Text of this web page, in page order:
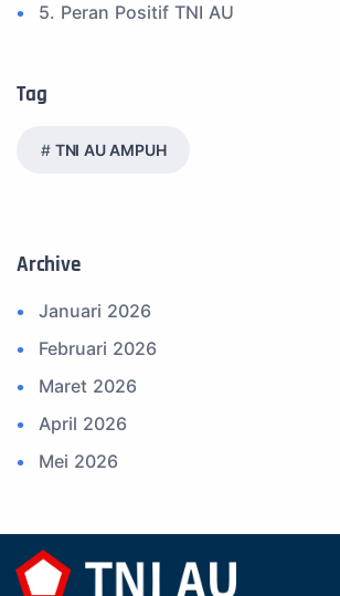
5. Peran Positif TNI AU
7. Spam Bukan Berita TNI
9. Tni au
12. Federasi Aero Sport Indonesia
13. Satuan Karya Dirgantara -
14. Komite Olahraga Militer
15. Upacara
16. Sertijab
17. Potensi Kedirgantaraan
19. Agenda TNI
20. Agenda TNI AU
Tag
TNI AU AMPUH
Archive
Januari 2026
Februari 2026
Maret 2026
April 2026
Mei 2026
Juli 2026
Agustus 2026